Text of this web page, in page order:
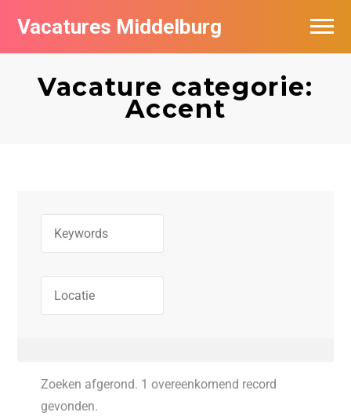
Vacatures Middelburg
Vacature categorie:
Accent
Zoeken afgerond. 1 overeenkomend record
gevonden.
Vacatures per bedrijf